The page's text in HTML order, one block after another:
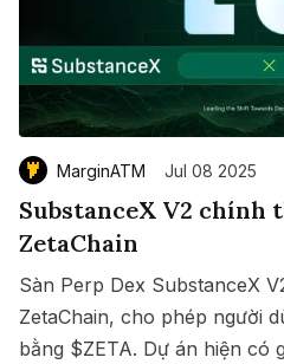
MarginATM Jul 08 2025
SubstanceX V2 chính
ZetaChain
Sàn Perp Dex SubstanceX
ZetaChain, cho phép người
bằng $ZETA. Dự án hiện có